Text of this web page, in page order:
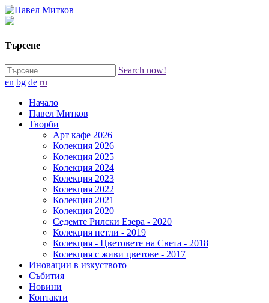
Търсене
Search now!
en bg de ru
Начало
Павел Митков
Творби
Арт кафе 2026
Колекция 2026
Колекция 2025
Колекция 2024
Колекция 2023
Колекция 2022
Колекция 2021
Колекция 2020
Седемте Рилски Езера - 2020
Колекция петли - 2019
Колекция - Цветовете на Света - 2018
Колекция с живи цветове - 2017
Иновации в изкуството
Събития
Новини
Контакти